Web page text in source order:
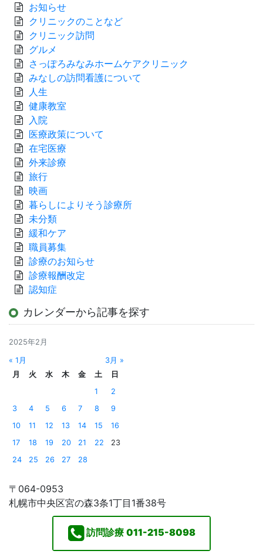
お知らせ
クリニックのことなど
クリニック訪問
グルメ
さっぽろみなみホームケアクリニック
みなしの訪問看護について
人生
健康教室
入院
医療政策について
在宅医療
外来診療
旅行
映画
暮らしによりそう診療所
未分類
緩和ケア
職員募集
診療のお知らせ
診療報酬改定
認知症
カレンダーから記事を探す
2025年2月
« 1月
3月 »
月
火 水 木 金 土
日
1
2
3
4 5 6 7 8
9
10
11 12 13 14 15
16
17
18 19 20 21 22
23
24
25 26 27 28
〒064-0953
札幌市中央区宮の森3条1丁目1番38号
訪問診療 011-215-8098